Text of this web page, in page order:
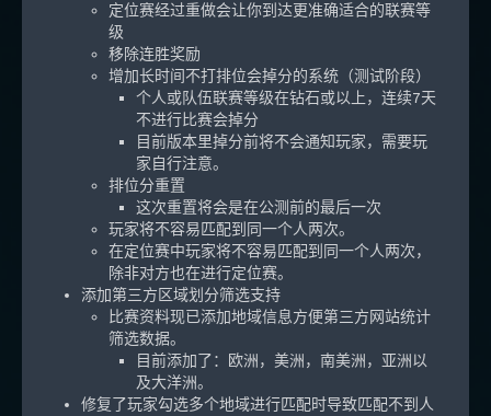
定位赛经过重做会让你到达更准确适合的联赛等
级
移除连胜奖励
增加长时间不打排位会掉分的系统（测试阶段）
个人或队伍联赛等级在钻石或以上，连续7天
不进行比赛会掉分
目前版本里掉分前将不会通知玩家，需要玩
家自行注意。
排位分重置
这次重置将会是在公测前的最后一次
玩家将不容易匹配到同一个人两次。
在定位赛中玩家将不容易匹配到同一个人两次，
除非对方也在进行定位赛。
添加第三方区域划分筛选支持
比赛资料现已添加地域信息方便第三方网站统计
筛选数据。
目前添加了：欧洲，美洲，南美洲，亚洲以
及大洋洲。
修复了玩家勾选多个地域进行匹配时导致匹配不到人